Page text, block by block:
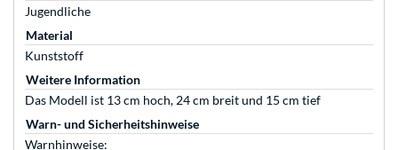
Jugendliche
Material
Kunststoff
Weitere Information
Das Modell ist 13 cm hoch, 24 cm breit und 15 cm tief
Warn- und Sicherheitshinweise
Warnhinweise: